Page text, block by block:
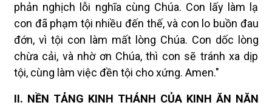
phản nghịch lỗi nghĩa cùng Chúa. Con lấy làm lạ
con đã phạm tội nhiều đến thế, và con lo buồn đau
đớn, vì tội con làm mất lòng Chúa. Con dốc lòng
chừa cải, và nhờ ơn Chúa, thì con sẽ tránh xa dịp
tội, cùng làm việc đền tội cho xứng. Amen."
II. NỀN TẢNG KINH THÁNH CỦA KINH ĂN NĂN